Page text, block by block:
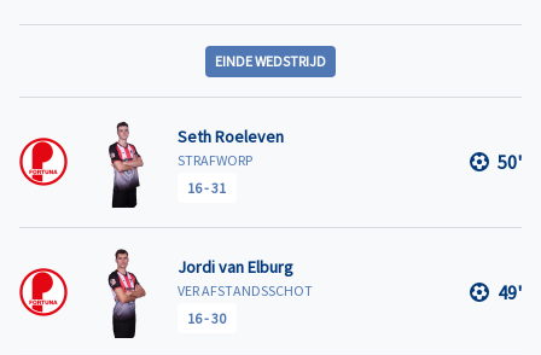
EINDE WEDSTRIJD
Seth Roeleven
STRAFWORP
16-31
50'
Jordi van Elburg
VER AFSTANDSSCHOT
16-30
49'